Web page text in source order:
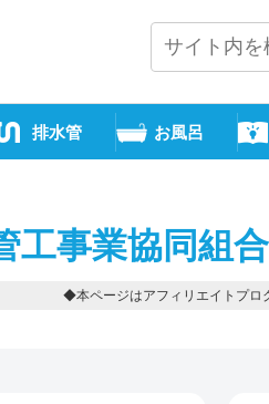
排水管 お風呂
工事業協同組
◆本ページはアフィリエイトプロ